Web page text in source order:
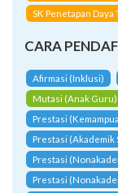
SK Penetapan
CARA
Afirmasi (Inklusi)
Mutasi (Anak Guru)
Prestasi
Prestasi (Akademik
Prestasi
Prestasi